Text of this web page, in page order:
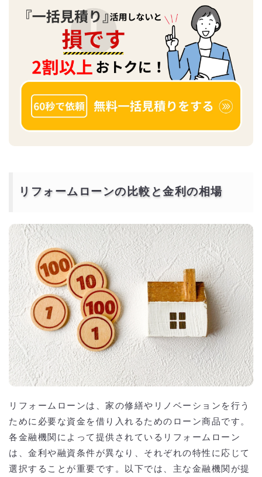
リフォームローンの比較と金利の相場
リフォームローンは、家の修繕やリノベーションを行う
ために必要な資金を借り入れるためのローン商品です。
各金融機関によって提供されているリフォームローン
は、金利や融資条件が異なり、それぞれの特性に応じて
選択することが重要です。以下では、主な金融機関が提